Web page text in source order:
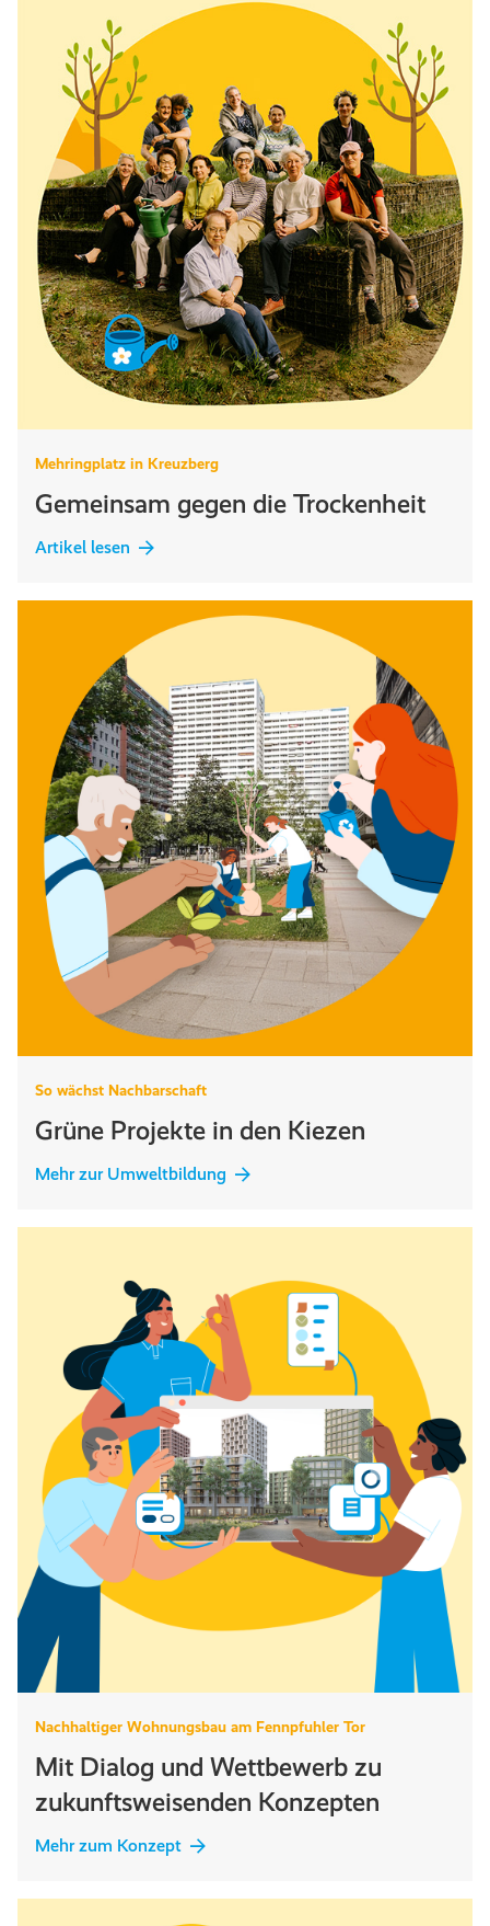
Mehringplatz in Kreuzberg
Gemeinsam gegen die Trockenheit
Artikel lesen
So wächst Nachbarschaft
Grüne Projekte in den Kiezen
Mehr zur Umweltbildung
Nachhaltiger Wohnungsbau am Fennpfuhler Tor
Mit Dialog und Wettbewerb zu
zukunftsweisenden Konzepten
Mehr zum Konzept